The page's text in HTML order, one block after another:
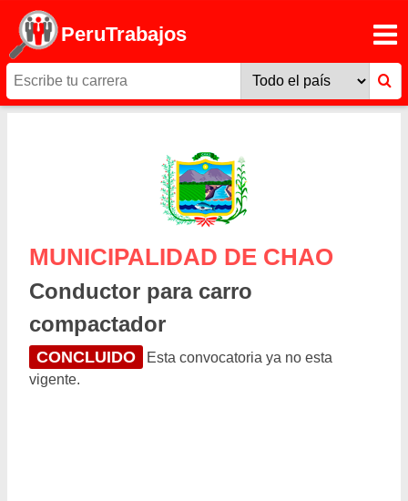
PeruTrabajos
MUNICIPALIDAD DE CHAO
Conductor para carro
compactador
CONCLUIDO
Esta convocatoria ya no esta
vigente.